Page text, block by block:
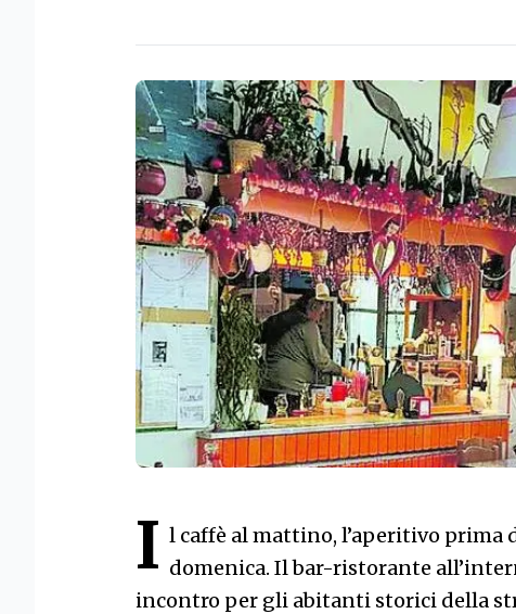
I l caffè al mattino, l’aperitivo prima
domenica. Il bar-ristorante
incontro per gli abitanti storici della